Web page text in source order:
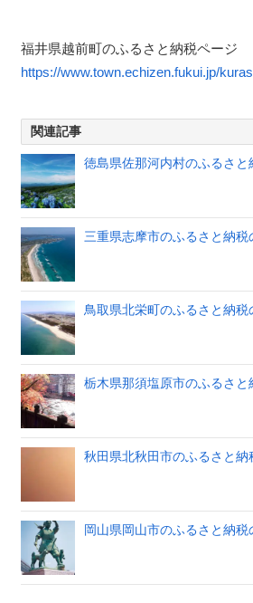
福井県越前町のふるさと納税ページ
https://www.town.echizen.fukui.jp/
関連記事
徳島県佐那河内村のふるさと
三重県志摩市のふるさと納税
鳥取県北栄町のふるさと納税
栃木県那須塩原市のふるさと
秋田県北秋田市のふるさと納
岡山県岡山市のふるさと納税